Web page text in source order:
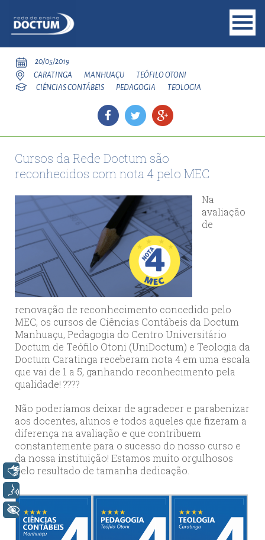
20/05/2019
CARATINGA
MANHUAÇU
TEÓFILO OTONI
CIÊNCIAS CONTÁBEIS
PEDAGOGIA TEOLOGIA
Cursos da Rede Doctum são
reconhecidos com nota 4 pelo MEC
Na
avaliação
de
renovação de reconhecimento concedido pelo
MEC, os cursos de Ciências Contábeis da Doctum
Manhuaçu, Pedagogia do Centro Universitário
Doctum de Teófilo Otoni (UniDoctum) e Teologia da
Doctum Caratinga receberam nota 4 em uma escala
que vai de 1 a 5, ganhando reconhecimento pela
qualidade! ????
Não poderíamos deixar de agradecer e parabenizar
aos docentes, alunos e todos aqueles que fizeram a
diferença na avaliação e que contribuem
constantemente para o sucesso do nosso curso e
da nossa instituição! Estamos muito orgulhosos
pelo resultado de tamanha dedicação.
Libras
+ Acessibilidade